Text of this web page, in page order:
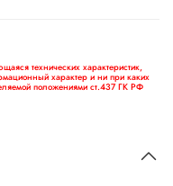
технических характеристик,
характер и ни при каких
положениями ст.437 ГК РФ